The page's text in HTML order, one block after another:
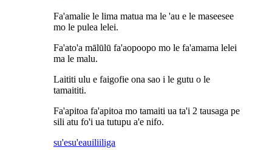
Fa'amalie le lima matua ma le 'au e le maseesee
mo le pulea lelei.
Fa'ato'a mālūlū fa'aopoopo mo le fa'amama lelei
ma le malu.
Laititi ulu e faigofie ona sao i le gutu o le
tamaititi.
Fa'apitoa fa'apitoa mo tamaiti ua ta'i 2 tausaga pe
sili atu fo'i ua tutupu a'e nifo.
su'esu'eauiliiliga